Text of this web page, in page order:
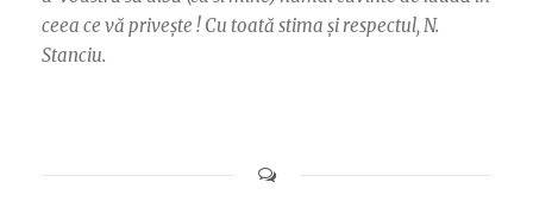
ceea ce vă privește ! Cu toată stima și respectul, N.
Stanciu.